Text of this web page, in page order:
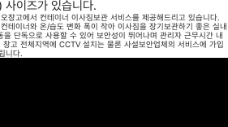
이즈가 있습니다.
창고에서 컨테이너 이사짐보관 서비스를 제공해드리고 있습니다.
테이너와 온/습도 변화 폭이 작아 이사짐을 장기보관하기 좋은 실내
단독으로 사용할 수 있어 보안성이 뛰어나며 관리자 근무시간 내
고 전체지역에 CCTV 설치는 물론 사설보안업체의 서비스에 가입
니다.